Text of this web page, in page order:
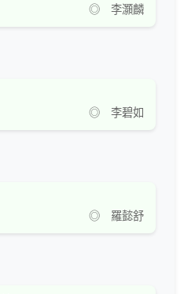
◎ 李灝麟
◎ 李碧如
◎ 羅懿舒